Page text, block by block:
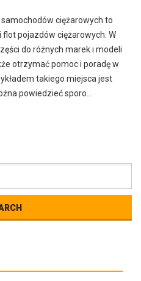
ciężarowych to
flot pojazdów ciężarowych. W
do różnych marek i modeli
otrzymać pomoc i poradę w
takiego miejsca jest
powiedzieć sporo...